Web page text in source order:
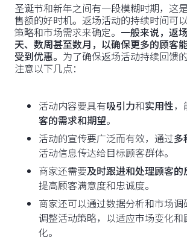
圣诞节和新年之间有一段模糊时期，这
售额的好时机。返场活动的持续时间可
策略和市场需求来确定。 一般来说，返
天、数周甚至数月，以确保更多的顾客
受到优惠。 为了确保返场活动持续回馈
注意以下几点：
活动内容要具有吸引力和实用性，
客的需求和期望。
活动的宣传要广泛而有效，通过多
活动信息传达给目标顾客群体。
商家还需要及时跟进和处理顾客的
提高顾客满意度和忠诚度。
商家还可以通过数据分析和市场
调整活动策略，以适应市场变化和
化。